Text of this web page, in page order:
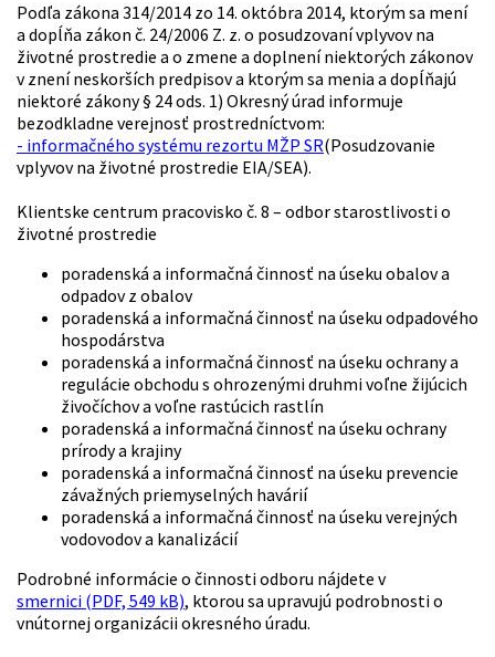
Podľa zákona 314/2014 zo 14. októbra 2014, ktorým sa mení
a dopĺňa zákon č. 24/2006 Z. z. o posudzovaní vplyvov na
životné prostredie a o zmene a doplnení niektorých zákonov
v znení neskorších predpisov a ktorým sa menia a dopĺňajú
niektoré zákony § 24 ods. 1) Okresný úrad informuje
bezodkladne verejnosť prostredníctvom:
- informačného systému rezortu MŽP SR(Posudzovanie
vplyvov na životné prostredie EIA/SEA).
Klientske centrum pracovisko č. 8 – odbor starostlivosti o
životné prostredie
poradenská a informačná činnosť na úseku obalov a
odpadov z obalov
poradenská a informačná činnosť na úseku odpadového
hospodárstva
poradenská a informačná činnosť na úseku ochrany a
regulácie obchodu s ohrozenými druhmi voľne žijúcich
živočíchov a voľne rastúcich rastlín
poradenská a informačná činnosť na úseku ochrany
prírody a krajiny
poradenská a informačná činnosť na úseku prevencie
závažných priemyselných havárií
poradenská a informačná činnosť na úseku verejných
vodovodov a kanalizácií
Podrobné informácie o činnosti odboru nájdete v
smernici (PDF, 549 kB), ktorou sa upravujú podrobnosti o
vnútornej organizácii okresného úradu.